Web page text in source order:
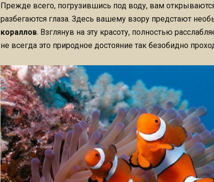
Прежде всего, погрузившись под воду, вам
разбегаются глаза. Здесь вашему взору предстают
кораллов. Взглянув на эту красоту, полностью
не всегда это природное достояние так безобидно